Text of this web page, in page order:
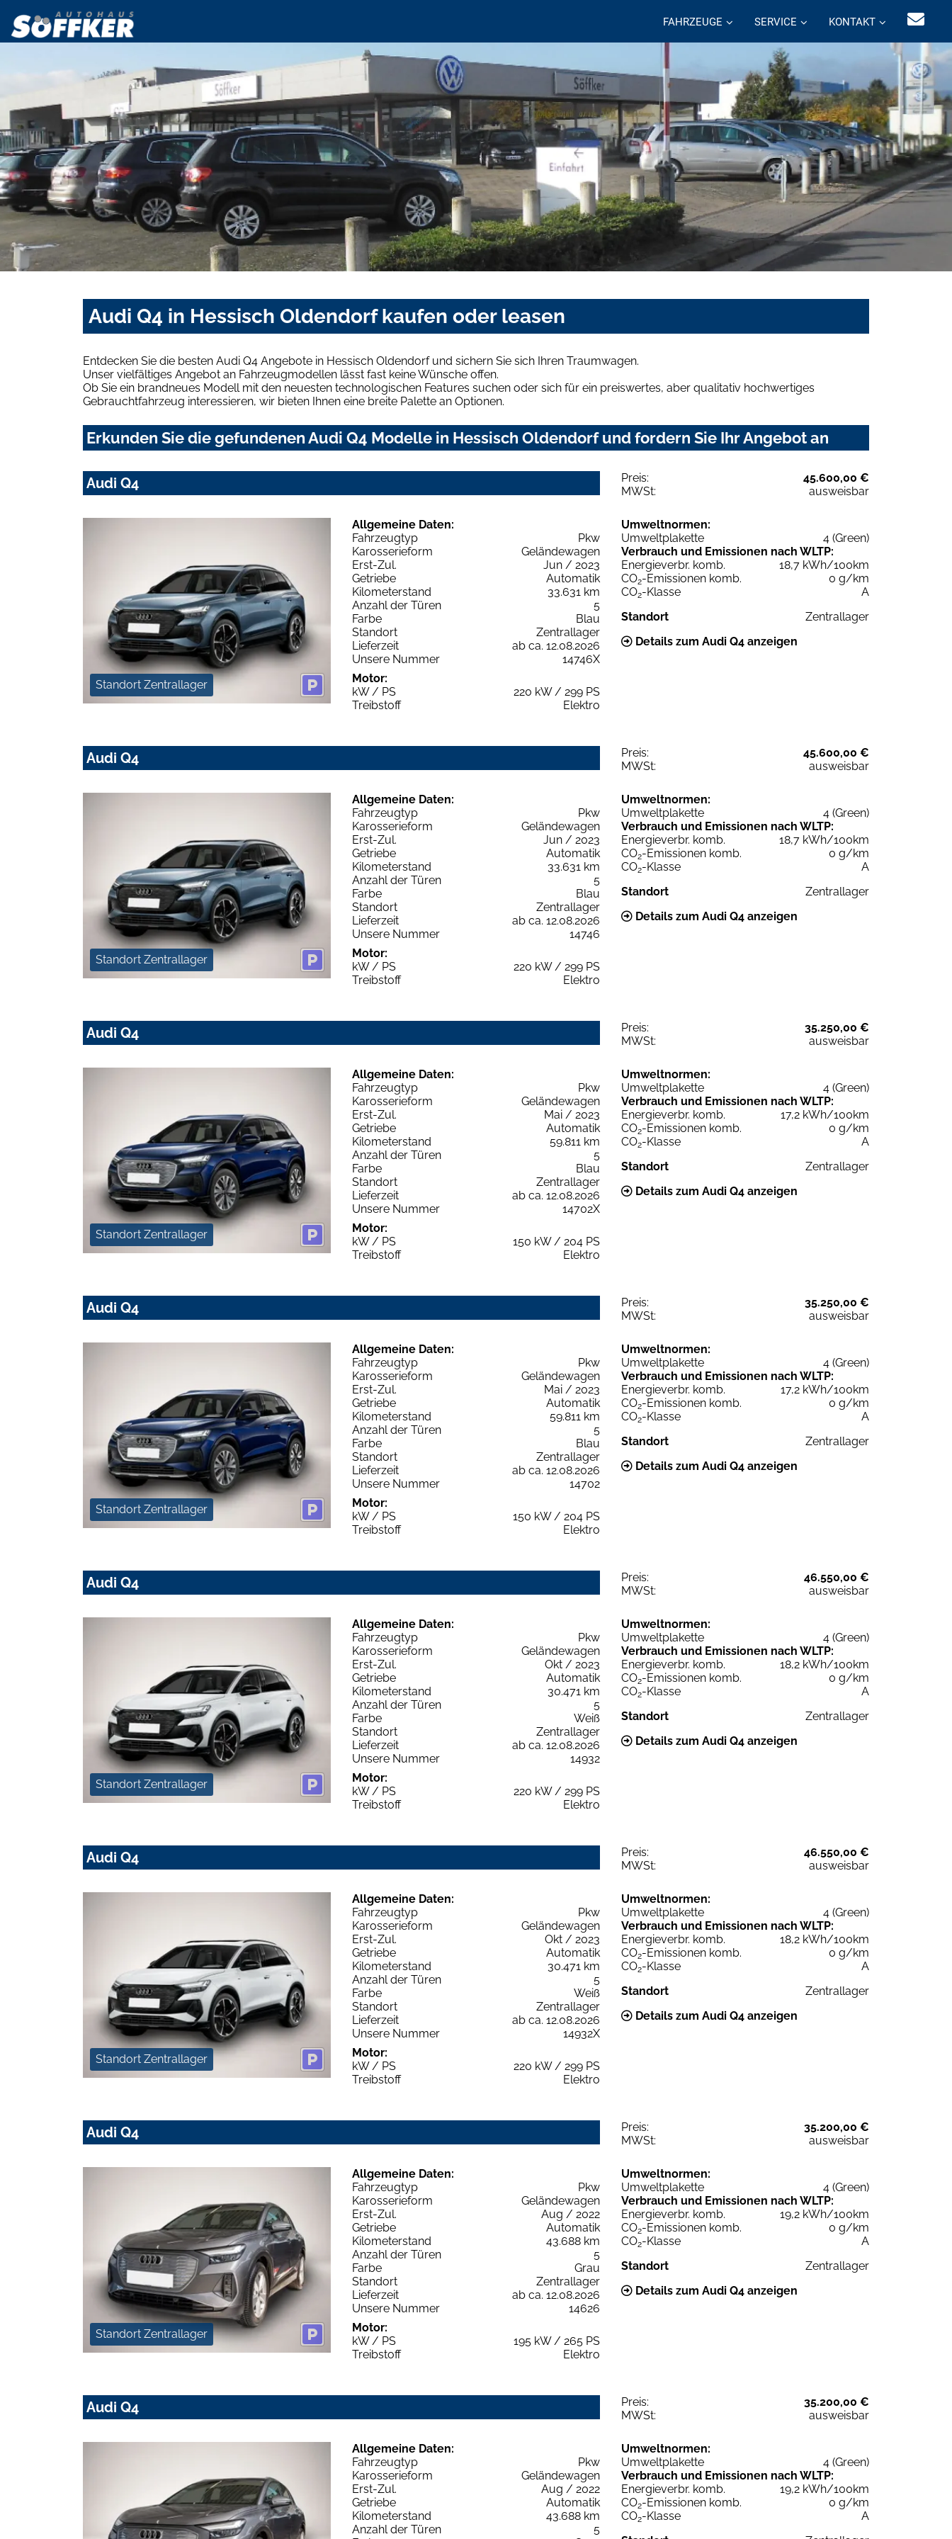
FAHRZEUGE SERVICE KONTAKT
Audi Q4 in Hessisch Oldendorf kaufen oder leasen
Entdecken Sie die besten Audi Q4 Angebote in Hessisch Oldendorf und sichern Sie sich Ihren Traumwagen.
Unser vielfältiges Angebot an Fahrzeugmodellen lässt fast keine Wünsche offen.
Ob Sie ein brandneues Modell mit den neuesten technologischen Features suchen oder sich für ein preiswertes, aber qualitativ hochwertiges
Gebrauchtfahrzeug interessieren, wir bieten Ihnen eine breite Palette an Optionen.
Erkunden Sie die gefundenen Audi Q4 Modelle in Hessisch Oldendorf und fordern Sie Ihr Angebot an
Audi Q4 Preis:
45.600,00 €
MWSt:
ausweisbar
Standort Zentrallager
Allgemeine Daten:
Fahrzeugtyp
Pkw
Karosserieform
Geländewagen
Erst-Zul.
Jun / 2023
Getriebe
Automatik
Kilometerstand
33.631 km
Anzahl der Türen
5
Farbe
Blau
Standort
Zentrallager
Lieferzeit
ab ca. 12.08.2026
Unsere Nummer
14746X
Motor:
kW / PS
220 kW / 299 PS
Treibstoff
Elektro
Umweltnormen:
Umweltplakette
4 (Green)
Verbrauch und Emissionen nach WLTP:
Energieverbr. komb.
18,7 kWh/100km
CO2-Emissionen komb.
0 g/km
CO2-Klasse
A
Standort
Zentrallager
Details zum Audi Q4 anzeigen
Audi Q4 Preis:
45.600,00 €
MWSt:
ausweisbar
Standort Zentrallager
Allgemeine Daten:
Fahrzeugtyp
Pkw
Karosserieform
Geländewagen
Erst-Zul.
Jun / 2023
Getriebe
Automatik
Kilometerstand
33.631 km
Anzahl der Türen
5
Farbe
Blau
Standort
Zentrallager
Lieferzeit
ab ca. 12.08.2026
Unsere Nummer
14746
Motor:
kW / PS
220 kW / 299 PS
Treibstoff
Elektro
Umweltnormen:
Umweltplakette
4 (Green)
Verbrauch und Emissionen nach WLTP:
Energieverbr. komb.
18,7 kWh/100km
CO2-Emissionen komb.
0 g/km
CO2-Klasse
A
Standort
Zentrallager
Details zum Audi Q4 anzeigen
Audi Q4 Preis:
35.250,00 €
MWSt:
ausweisbar
Standort Zentrallager
Allgemeine Daten:
Fahrzeugtyp
Pkw
Karosserieform
Geländewagen
Erst-Zul.
Mai / 2023
Getriebe
Automatik
Kilometerstand
59.811 km
Anzahl der Türen
5
Farbe
Blau
Standort
Zentrallager
Lieferzeit
ab ca. 12.08.2026
Unsere Nummer
14702X
Motor:
kW / PS
150 kW / 204 PS
Treibstoff
Elektro
Umweltnormen:
Umweltplakette
4 (Green)
Verbrauch und Emissionen nach WLTP:
Energieverbr. komb.
17,2 kWh/100km
CO2-Emissionen komb.
0 g/km
CO2-Klasse
A
Standort
Zentrallager
Details zum Audi Q4 anzeigen
Audi Q4 Preis:
35.250,00 €
MWSt:
ausweisbar
Standort Zentrallager
Allgemeine Daten:
Fahrzeugtyp
Pkw
Karosserieform
Geländewagen
Erst-Zul.
Mai / 2023
Getriebe
Automatik
Kilometerstand
59.811 km
Anzahl der Türen
5
Farbe
Blau
Standort
Zentrallager
Lieferzeit
ab ca. 12.08.2026
Unsere Nummer
14702
Motor:
kW / PS
150 kW / 204 PS
Treibstoff
Elektro
Umweltnormen:
Umweltplakette
4 (Green)
Verbrauch und Emissionen nach WLTP:
Energieverbr. komb.
17,2 kWh/100km
CO2-Emissionen komb.
0 g/km
CO2-Klasse
A
Standort
Zentrallager
Details zum Audi Q4 anzeigen
Audi Q4 Preis:
46.550,00 €
MWSt:
ausweisbar
Standort Zentrallager
Allgemeine Daten:
Fahrzeugtyp
Pkw
Karosserieform
Geländewagen
Erst-Zul.
Okt / 2023
Getriebe
Automatik
Kilometerstand
30.471 km
Anzahl der Türen
5
Farbe
Weiß
Standort
Zentrallager
Lieferzeit
ab ca. 12.08.2026
Unsere Nummer
14932
Motor:
kW / PS
220 kW / 299 PS
Treibstoff
Elektro
Umweltnormen:
Umweltplakette
4 (Green)
Verbrauch und Emissionen nach WLTP:
Energieverbr. komb.
18,2 kWh/100km
CO2-Emissionen komb.
0 g/km
CO2-Klasse
A
Standort
Zentrallager
Details zum Audi Q4 anzeigen
Audi Q4 Preis:
46.550,00 €
MWSt:
ausweisbar
Standort Zentrallager
Allgemeine Daten:
Fahrzeugtyp
Pkw
Karosserieform
Geländewagen
Erst-Zul.
Okt / 2023
Getriebe
Automatik
Kilometerstand
30.471 km
Anzahl der Türen
5
Farbe
Weiß
Standort
Zentrallager
Lieferzeit
ab ca. 12.08.2026
Unsere Nummer
14932X
Motor:
kW / PS
220 kW / 299 PS
Treibstoff
Elektro
Umweltnormen:
Umweltplakette
4 (Green)
Verbrauch und Emissionen nach WLTP:
Energieverbr. komb.
18,2 kWh/100km
CO2-Emissionen komb.
0 g/km
CO2-Klasse
A
Standort
Zentrallager
Details zum Audi Q4 anzeigen
Audi Q4 Preis:
35.200,00 €
MWSt:
ausweisbar
Standort Zentrallager
Allgemeine Daten:
Fahrzeugtyp
Pkw
Karosserieform
Geländewagen
Erst-Zul.
Aug / 2022
Getriebe
Automatik
Kilometerstand
43.688 km
Anzahl der Türen
5
Farbe
Grau
Standort
Zentrallager
Lieferzeit
ab ca. 12.08.2026
Unsere Nummer
14626
Motor:
kW / PS
195 kW / 265 PS
Treibstoff
Elektro
Umweltnormen:
Umweltplakette
4 (Green)
Verbrauch und Emissionen nach WLTP:
Energieverbr. komb.
19,2 kWh/100km
CO2-Emissionen komb.
0 g/km
CO2-Klasse
A
Standort
Zentrallager
Details zum Audi Q4 anzeigen
Audi Q4 Preis:
35.200,00 €
MWSt:
ausweisbar
Allgemeine Daten:
Fahrzeugtyp
Pkw
Karosserieform
Geländewagen
Erst-Zul.
Aug / 2022
Getriebe
Automatik
Kilometerstand
43.688 km
Anzahl der Türen
5
Umweltnormen:
Umweltplakette
4 (Green)
Verbrauch und Emissionen nach WLTP:
Energieverbr. komb.
19,2 kWh/100km
CO2-Emissionen komb.
0 g/km
CO2-Klasse
A